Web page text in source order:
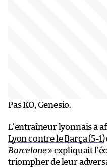
Pas KO, Genesio.
L’entraîneur lyonnais a
Lyon contre le Barça (5-1)
Barcelone» expliquait
triompher de leur